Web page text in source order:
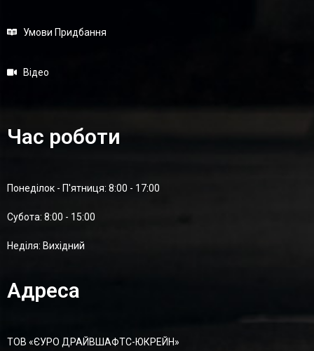
Умови Придбання
Відео
Час роботи
Понеділок - П'ятниця: 8:00 - 17:00
Суботa: 8:00 - 15:00
Неділя: Вихідний
Адреса
ТОВ «ЄУРО ДРАЙВШАФТC-ЮКРЕЙН»